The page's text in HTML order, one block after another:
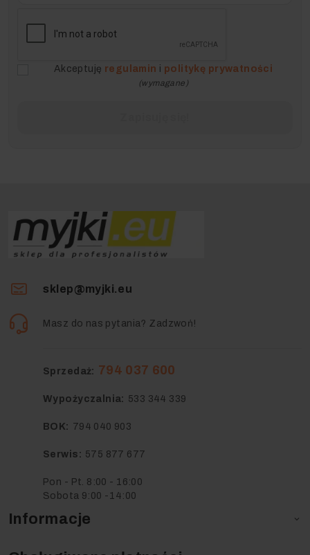
Akceptuję regulamin i politykę prywatności
(wymagane)
Informacje 
sklep@myjki.eu
Masz do nas pytania? Zadzwoń!
Sprzedaż: 794 037 600
Wypożyczalnia: 533 344 339
BOK: 794 040 903
Serwis: 575 877 677
Pon - Pt. 8:00 - 16:00
Sobota 9:00 -14:00